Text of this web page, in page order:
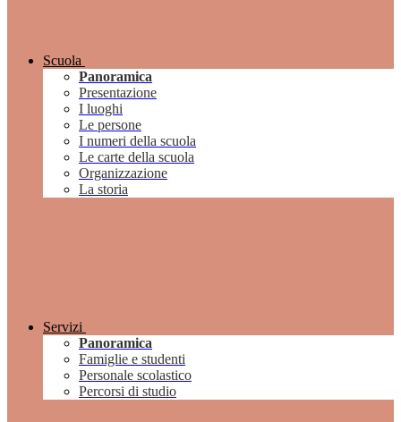
Scuola
Panoramica
Presentazione
I luoghi
Le persone
I numeri della scuola
Le carte della scuola
Organizzazione
La storia
Servizi
Panoramica
Famiglie e studenti
Personale scolastico
Percorsi di studio